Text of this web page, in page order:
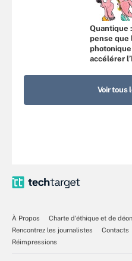
Quantique
pense que
accélérer
Voir tous
À Propos
Charte d’éthique et de
Rencontrez les journalistes
Contacts
Réimpressions